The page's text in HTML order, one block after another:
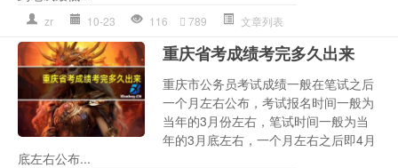
zr 10-23 116 789 文章列表
重庆省考成绩考完多久出来
重庆市公务员考试成绩一般在笔试之后
一个月左右公布，考试报名时间一般为
当年的3月份左右，笔试时间一般为当
年的3月底左右，一个月左右之后即4月
底左右公布...